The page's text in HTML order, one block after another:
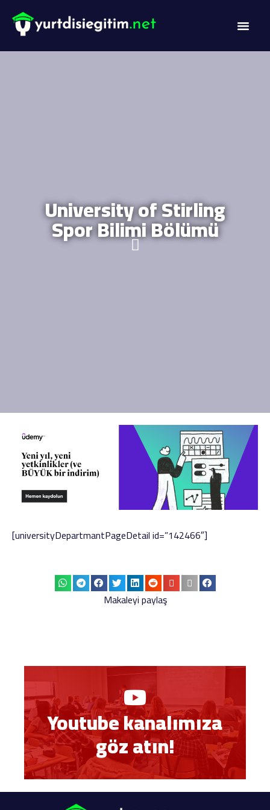
University of Stirling
Spor Bilimi Bölümü
[universityDepartmantPageDetail id=”142466″]
Makaleyi paylaş
Youtube kanalımıza
göz atın!